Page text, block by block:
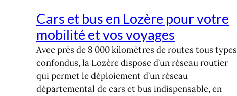
Cars et bus en Lozère pour votre
mobilité et vos voyages
Avec près de 8 000 kilomètres de routes tous types
confondus, la Lozère dispose d’un réseau routier
qui permet le déploiement d’un réseau
départemental de cars et bus indispensable, en